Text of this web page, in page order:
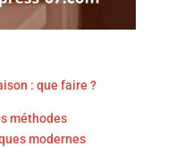
: que faire ?
méthodes
modernes